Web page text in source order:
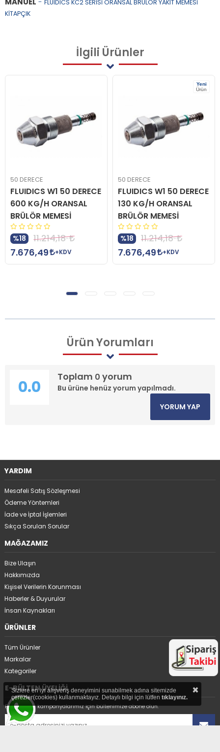
FLUIDICS KC2 SERİSİ ORANSAL BRÜLÖR YAKIT MEMESİ
KİTAPÇIK
İlgili Ürünler
50 DERECE
FLUIDICS W1 50 DERECE
600 KG/H ORANSAL
BRÜLÖR MEMESİ
%18
11.214,18
7.676,49
+KDV
Yeni
Ürün
50 DERECE
FLUIDICS W1 50 DERECE
130 KG/H ORANSAL
BRÜLÖR MEMESİ
%18
11.214,18
7.676,49
+KDV
ÜrünYorumları
Toplam 0 yorum
Bu ürüne henüz yorum yapılmadı.
0.0
YORUM YAP
YARDIM
Mesafeli Satış Sözleşmesi
Ödeme Yöntemleri
İade ve İptal İşlemleri
Sıkça Sorulan Sorular
MAĞAZAMIZ
Bize Ulaşın
Hakkımızda
Kişisel Verilerin Korunması
Haberler & Duyurular
İnsan Kaynakları
ÜRÜNLER
Tüm Ürünler
Markalar
Kategoriler
E-BÜLTEN ÜYELİĞİ
En avantajlı kampanyalarımız için bültenimize abone olun.
Sizlere en iyi alışveriş deneyimini sunabilmek adına sitemizde
çerezler(cookies) kullanmaktayız. Detaylı bilgi için lütfen tıklayınız. ×